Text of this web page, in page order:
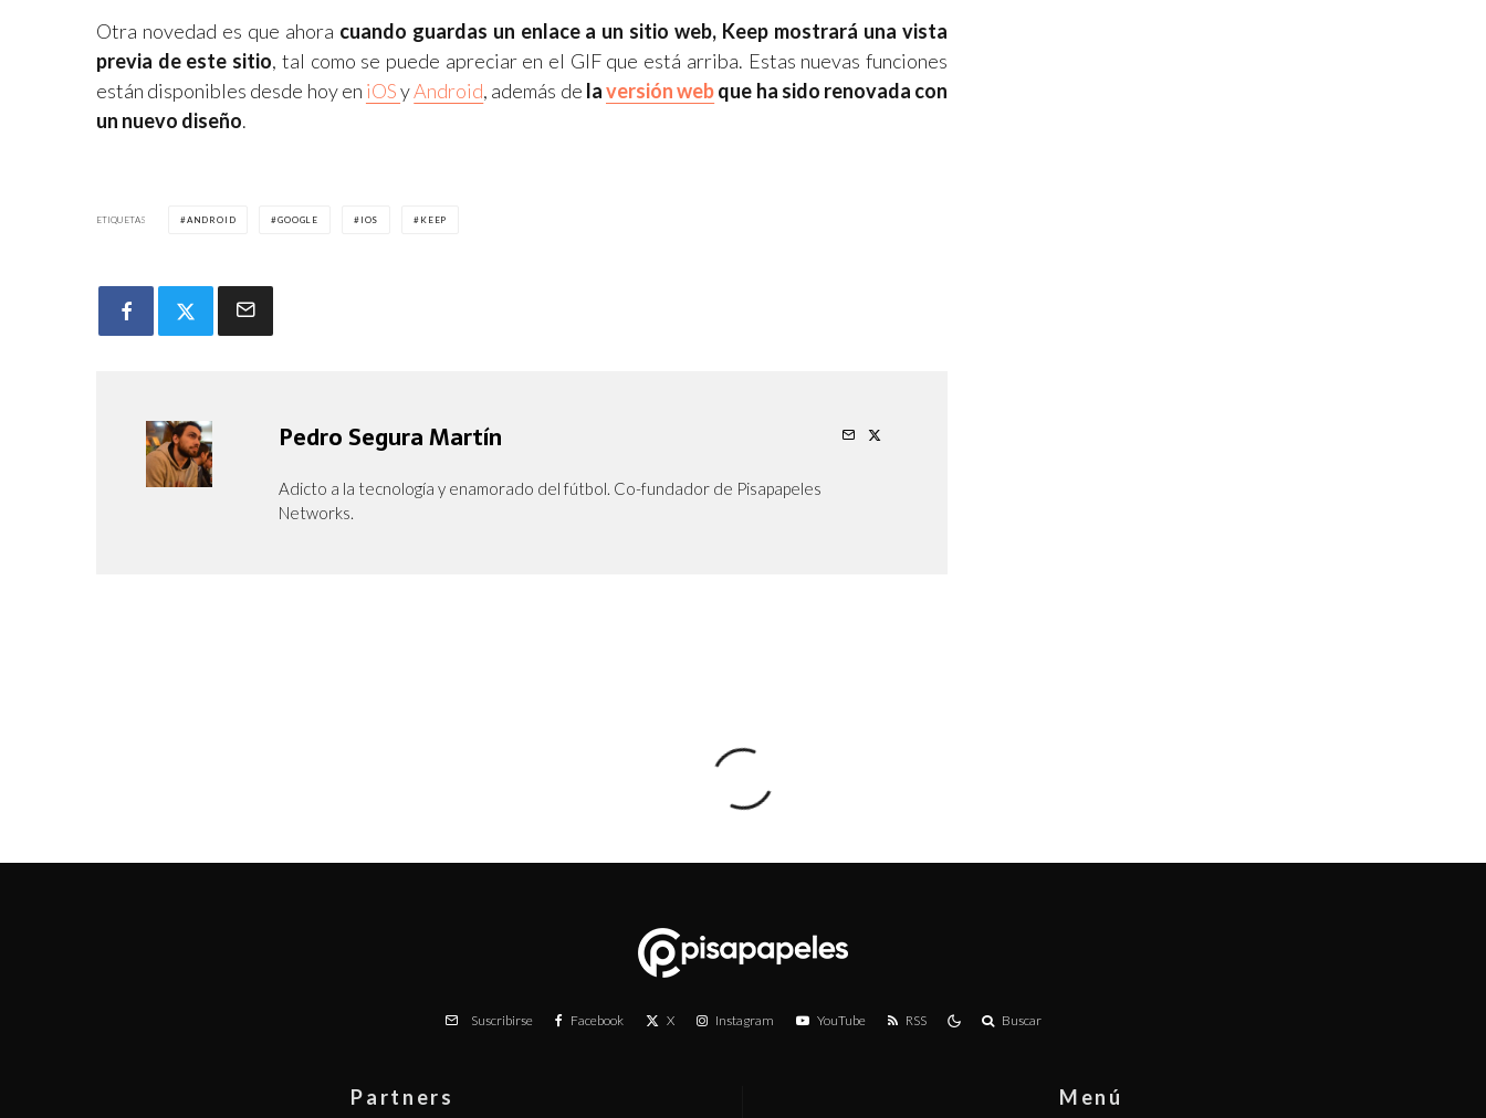
Otra novedad es que ahora cuando guardas un enlace a un sitio web, Keep mostrará una vista
previa de este sitio, tal como se puede apreciar en el GIF que está arriba. Estas nuevas funciones
están disponibles desde hoy en iOSyAndroid, además de laversión webque ha sido renovada con
un nuevo diseño.
ETIQUETAS ANDROID GOOGLE IOS KEEP
Pedro Segura Martín
Adicto a la tecnología y enamorado del fútbol. Co-fundador de Pisapapeles
Networks.
Suscribirse Facebook X Instagram YouTube RSS Buscar
Partners Menú